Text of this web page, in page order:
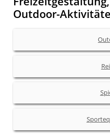
Outdoor-